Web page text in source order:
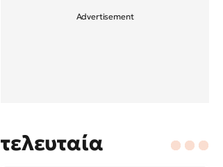
τελευταία